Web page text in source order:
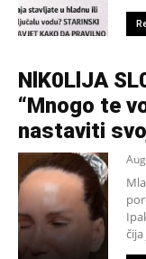
NlK0LlJA
“Mnogo te
nastaviti
čija